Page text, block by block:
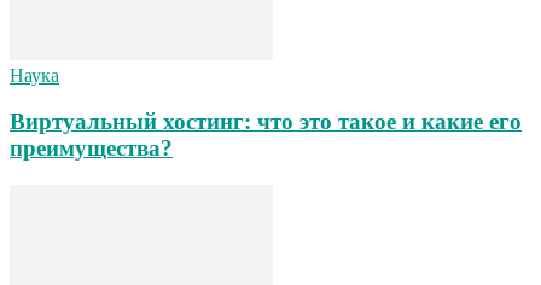
Наука
Виртуальный хостинг: что это такое и какие его
преимущества?